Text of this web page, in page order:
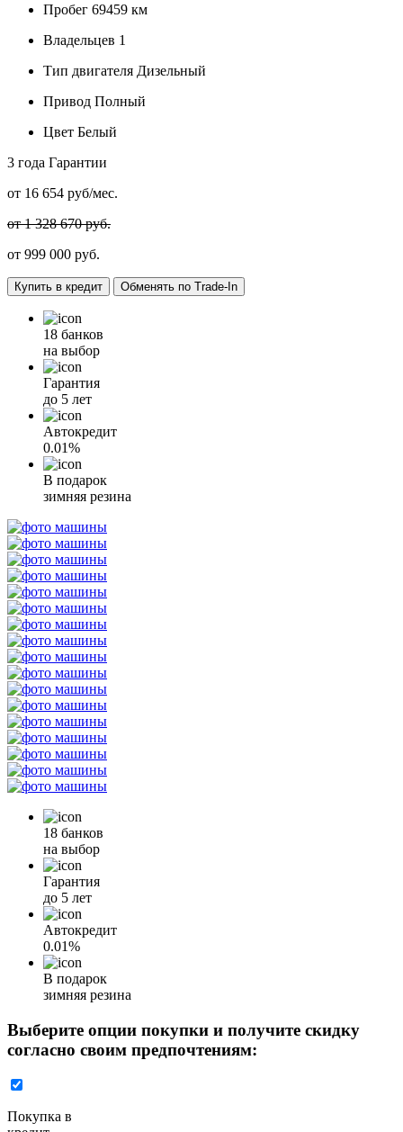
Пробег 69459 км
Владельцев 1
Тип двигателя Дизельный
Привод Полный
Цвет Белый
3 года Гарантии
от 16 654 руб/мес.
от 1 328 670 руб.
от 999 000 руб.
Купить в кредит Обменять по Trade-In
18 банков
на выбор
Гарантия
до 5 лет
Автокредит
0.01%
В подарок
зимняя резина
18 банков
на выбор
Гарантия
до 5 лет
Автокредит
0.01%
В подарок
зимняя резина
Выберите опции покупки и получите скидку
согласно своим предпочтениям:
Покупка в